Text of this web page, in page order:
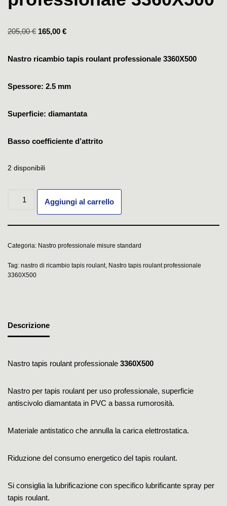
205,00€ 165,00 €
Nastro ricambio tapis roulant professionale 3360X500
Spessore: 2.5 mm
Superficie: diamantata
Basso coefficiente d’attrito
2 disponibili
Aggiungi al carrello
Categoria: Nastro professionale misure standard
Tag: nastro di ricambio tapis roulant, Nastro tapis roulant professionale
3360X500
Descrizione
Nastro tapis roulant professionale 3360X500
Nastro per tapis roulant per uso professionale, superficie
antiscivolo diamantata in PVC a bassa rumorosità.
Materiale antistatico che annulla la carica elettrostatica.
Riduzione del consumo energetico del tapis roulant.
Si consiglia la lubrificazione con specifico lubrificante spray per
tapis roulant.